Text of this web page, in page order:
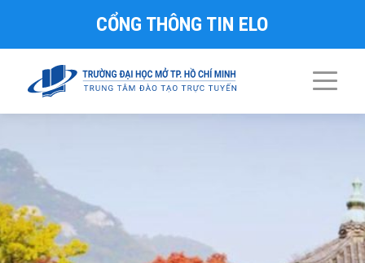
CỔNG THÔNG TIN ELO